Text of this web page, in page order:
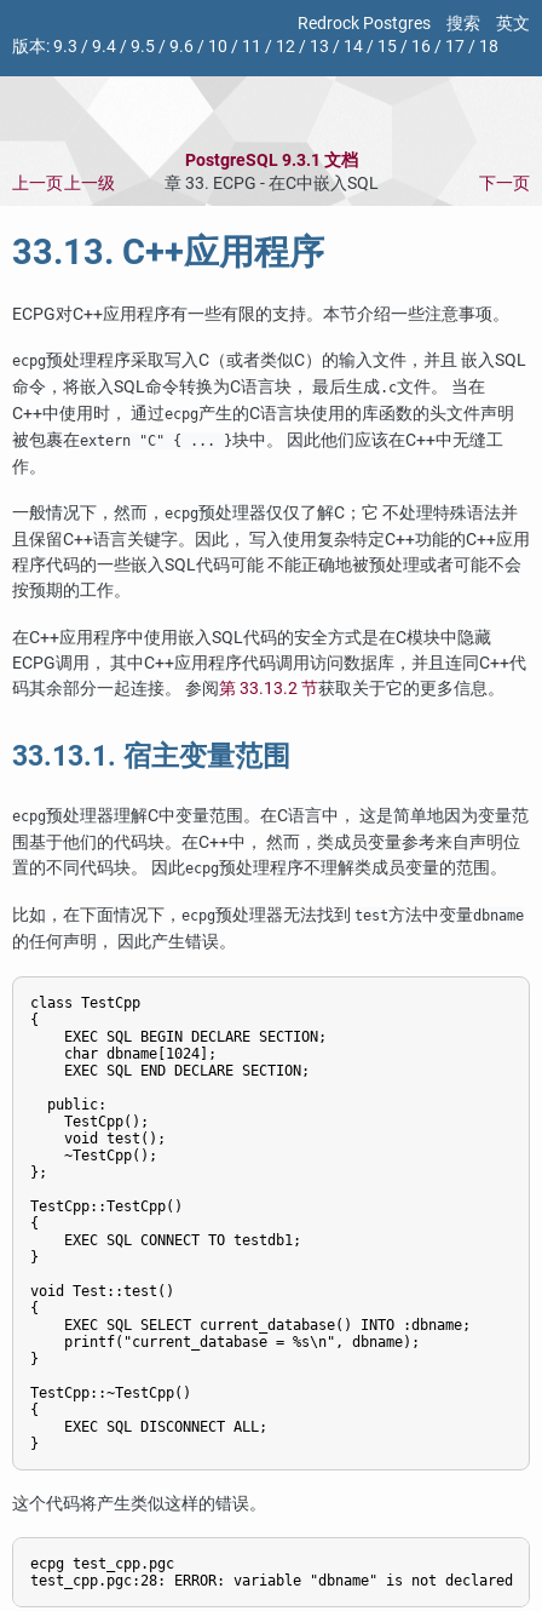
Redrock Postgres 搜索
英文
版本:9.3 /9.4/9.5/9.6/ 10 / 11 / 12/ 13 / 14/ 15/ 16/ 17/ 18
PostgreSQL 9.3.1 文档
上一页上一级 章 33. ECPG - 在C中嵌入SQL 下一页
33.13. C++应用程序
ECPG对C++应用程序有一些有限的支持。本节介绍一些注意事项。
ecpg预处理程序采取写入C（或者类似C）的输入文件，并且 嵌入SQL
命令，将嵌入SQL命令转换为C语言块， 最后生成.c文件。 当在
C++中使用时， 通过ecpg产生的C语言块使用的库函数的头文件声明
被包裹在extern "C" { ... }块中。 因此他们应该在C++中无缝工
作。
一般情况下，然而， ecpg预处理器仅仅了解C；它 不处理特殊语法并
且保留C++语言关键字。因此， 写入使用复杂特定C++功能的C++应用
程序代码的一些嵌入SQL代码可能 不能正确地被预处理或者可能不会
按预期的工作。
在C++应用程序中使用嵌入SQL代码的安全方式是在C模块中隐藏
ECPG调用， 其中C++应用程序代码调用访问数据库，并且连同C++代
码其余部分一起连接。 参阅第 33.13.2 节获取关于它的更多信息。
33.13.1. 宿主变量范围
ecpg预处理器理解C中变量范围。在C语言中， 这是简单地因为变量范
围基于他们的代码块。在C++中， 然而，类成员变量参考来自声明位
置的不同代码块。 因此ecpg预处理程序不理解类成员变量的范围。
比如，在下面情况下， ecpg预处理器无法找到 test方法中变量dbname
的任何声明， 因此产生错误。
class TestCpp
{
    EXEC SQL BEGIN DECLARE SECTION;
    char dbname[1024];
    EXEC SQL END DECLARE SECTION;
  public:
    TestCpp();
    void test();
    ~TestCpp();
};
TestCpp::TestCpp()
{
    EXEC SQL CONNECT TO testdb1;
}
void Test::test()
{
    EXEC SQL SELECT current_database() INTO :dbname;
    printf("current_database = %s\n", dbname);
}
TestCpp::~TestCpp()
{
    EXEC SQL DISCONNECT ALL;
}
这个代码将产生类似这样的错误。
ecpg test_cpp.pgc
test_cpp.pgc:28: ERROR: variable "dbname" is not declared